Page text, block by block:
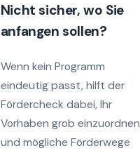
Nicht sicher, wo Sie
anfangen sollen?
Wenn kein Programm
eindeutig passt, hilft der
Fördercheck dabei, Ihr
Vorhaben grob einzuordnen
und mögliche Förderwege